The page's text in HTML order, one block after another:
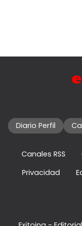
Diario Perfil
Canales RSS
Privacidad